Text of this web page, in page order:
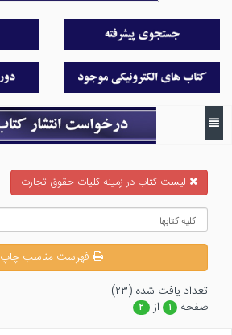
ليست كتاب در زمينه كليات حقوق تجارت
فهرست مناسب چاپ
تعداد يافت شده (۲۳)
صفحه
۱ از ۲